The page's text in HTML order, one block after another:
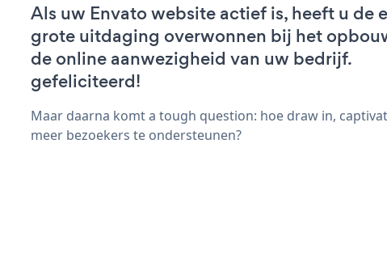
Als uw Envato website actief is, heeft u de
grote uitdaging overwonnen bij het
de online aanwezigheid van uw bedrijf.
gefeliciteerd!
Maar daarna komt a tough question: hoe draw in,
meer bezoekers te ondersteunen?